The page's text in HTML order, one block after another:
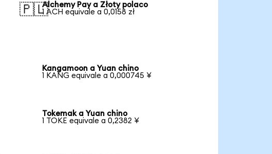
🇵🇱Alchemy Pay a Złoty polaco
1 ACH equivale a 0,0158 zł
Kangamoon a Yuan chino
1 KANG equivale a 0,000745 ¥
Tokemak a Yuan chino
1 TOKE equivale a 0,2382 ¥